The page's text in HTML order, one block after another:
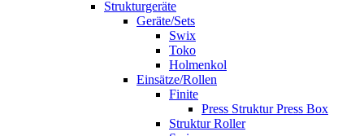
Strukturgeräte
Geräte/Sets
Swix
Toko
Holmenkol
Einsätze/Rollen
Finite
Press Struktur Press Box
Struktur Roller